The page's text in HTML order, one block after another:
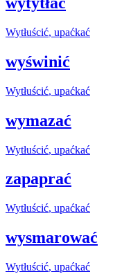
Wytłuścić, upaćkać
wyświnić
Wytłuścić, upaćkać
wymazać
Wytłuścić, upaćkać
zapaprać
Wytłuścić, upaćkać
wysmarować
Wytłuścić, upaćkać